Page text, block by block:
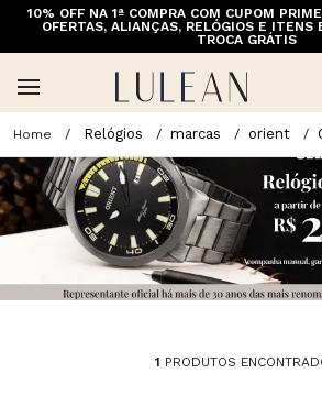
10% OFF NA 1ª COMPRA COM CUPOM
OFERTAS, ALIANÇAS, RELÓGIOS E ITENS
TROCA GRÁTIS
Relógios marcas orient
1 PRODUTOS